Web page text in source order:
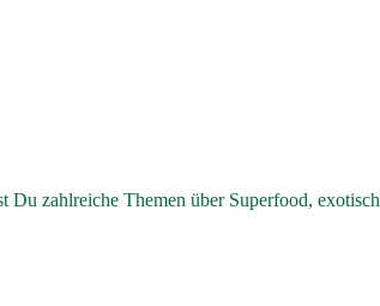
zahlreiche Themen über Superfood,